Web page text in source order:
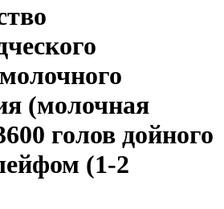
(молочная
голов дойного
(1-2